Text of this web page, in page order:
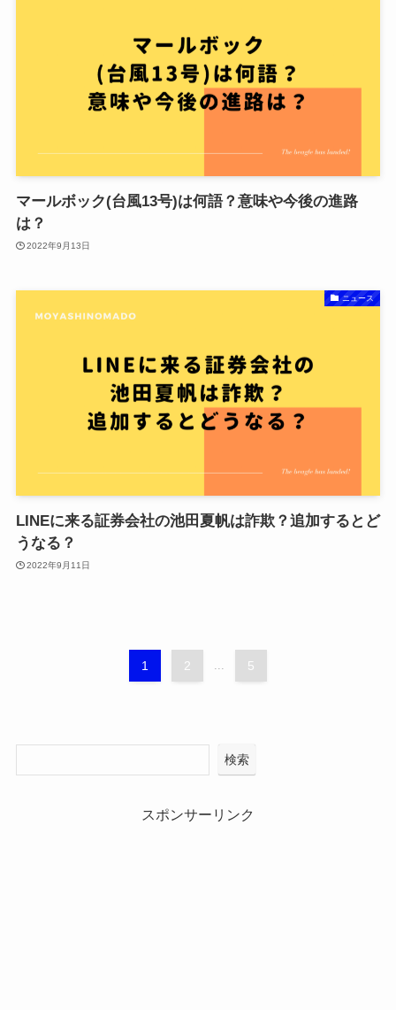
マールボック(台風13号)は何語？意味や今後の進路
は？
2022年9月13日
ニュース
LINEに来る証券会社の池田夏帆は詐欺？追加するとど
うなる？
2022年9月11日
1 2 ... 5
検索
スポンサーリンク